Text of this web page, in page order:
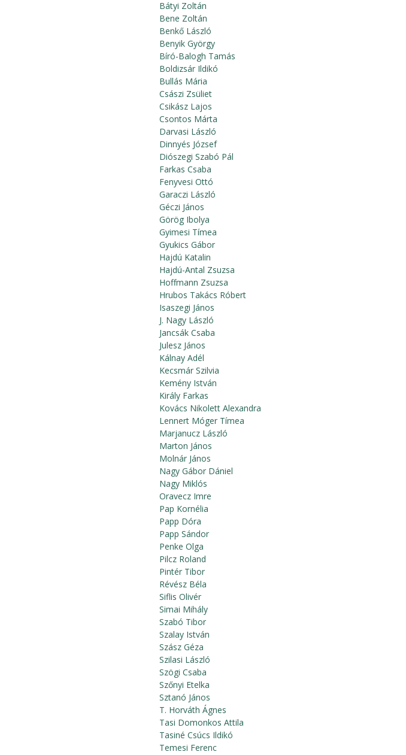
Bátyi Zoltán
Bene Zoltán
Benkő László
Benyik György
Bíró-Balogh Tamás
Boldizsár Ildikó
Bullás Mária
Császi Zsüliet
Csikász Lajos
Csontos Márta
Darvasi László
Dinnyés József
Diószegi Szabó Pál
Farkas Csaba
Fenyvesi Ottó
Garaczi László
Géczi János
Görög Ibolya
Gyimesi Tímea
Gyukics Gábor
Hajdú Katalin
Hajdú-Antal Zsuzsa
Hoffmann Zsuzsa
Hrubos Takács Róbert
Isaszegi János
J. Nagy László
Jancsák Csaba
Julesz János
Kálnay Adél
Kecsmár Szilvia
Kemény István
Király Farkas
Kovács Nikolett Alexandra
Lennert Móger Tímea
Marjanucz László
Marton János
Molnár János
Nagy Gábor Dániel
Nagy Miklós
Oravecz Imre
Pap Kornélia
Papp Dóra
Papp Sándor
Penke Olga
Pilcz Roland
Pintér Tibor
Révész Béla
Siflis Olivér
Simai Mihály
Szabó Tibor
Szalay István
Szász Géza
Szilasi László
Szögi Csaba
Szőnyi Etelka
Sztanó János
T. Horváth Ágnes
Tasi Domonkos Attila
Tasiné Csúcs Ildikó
Temesi Ferenc